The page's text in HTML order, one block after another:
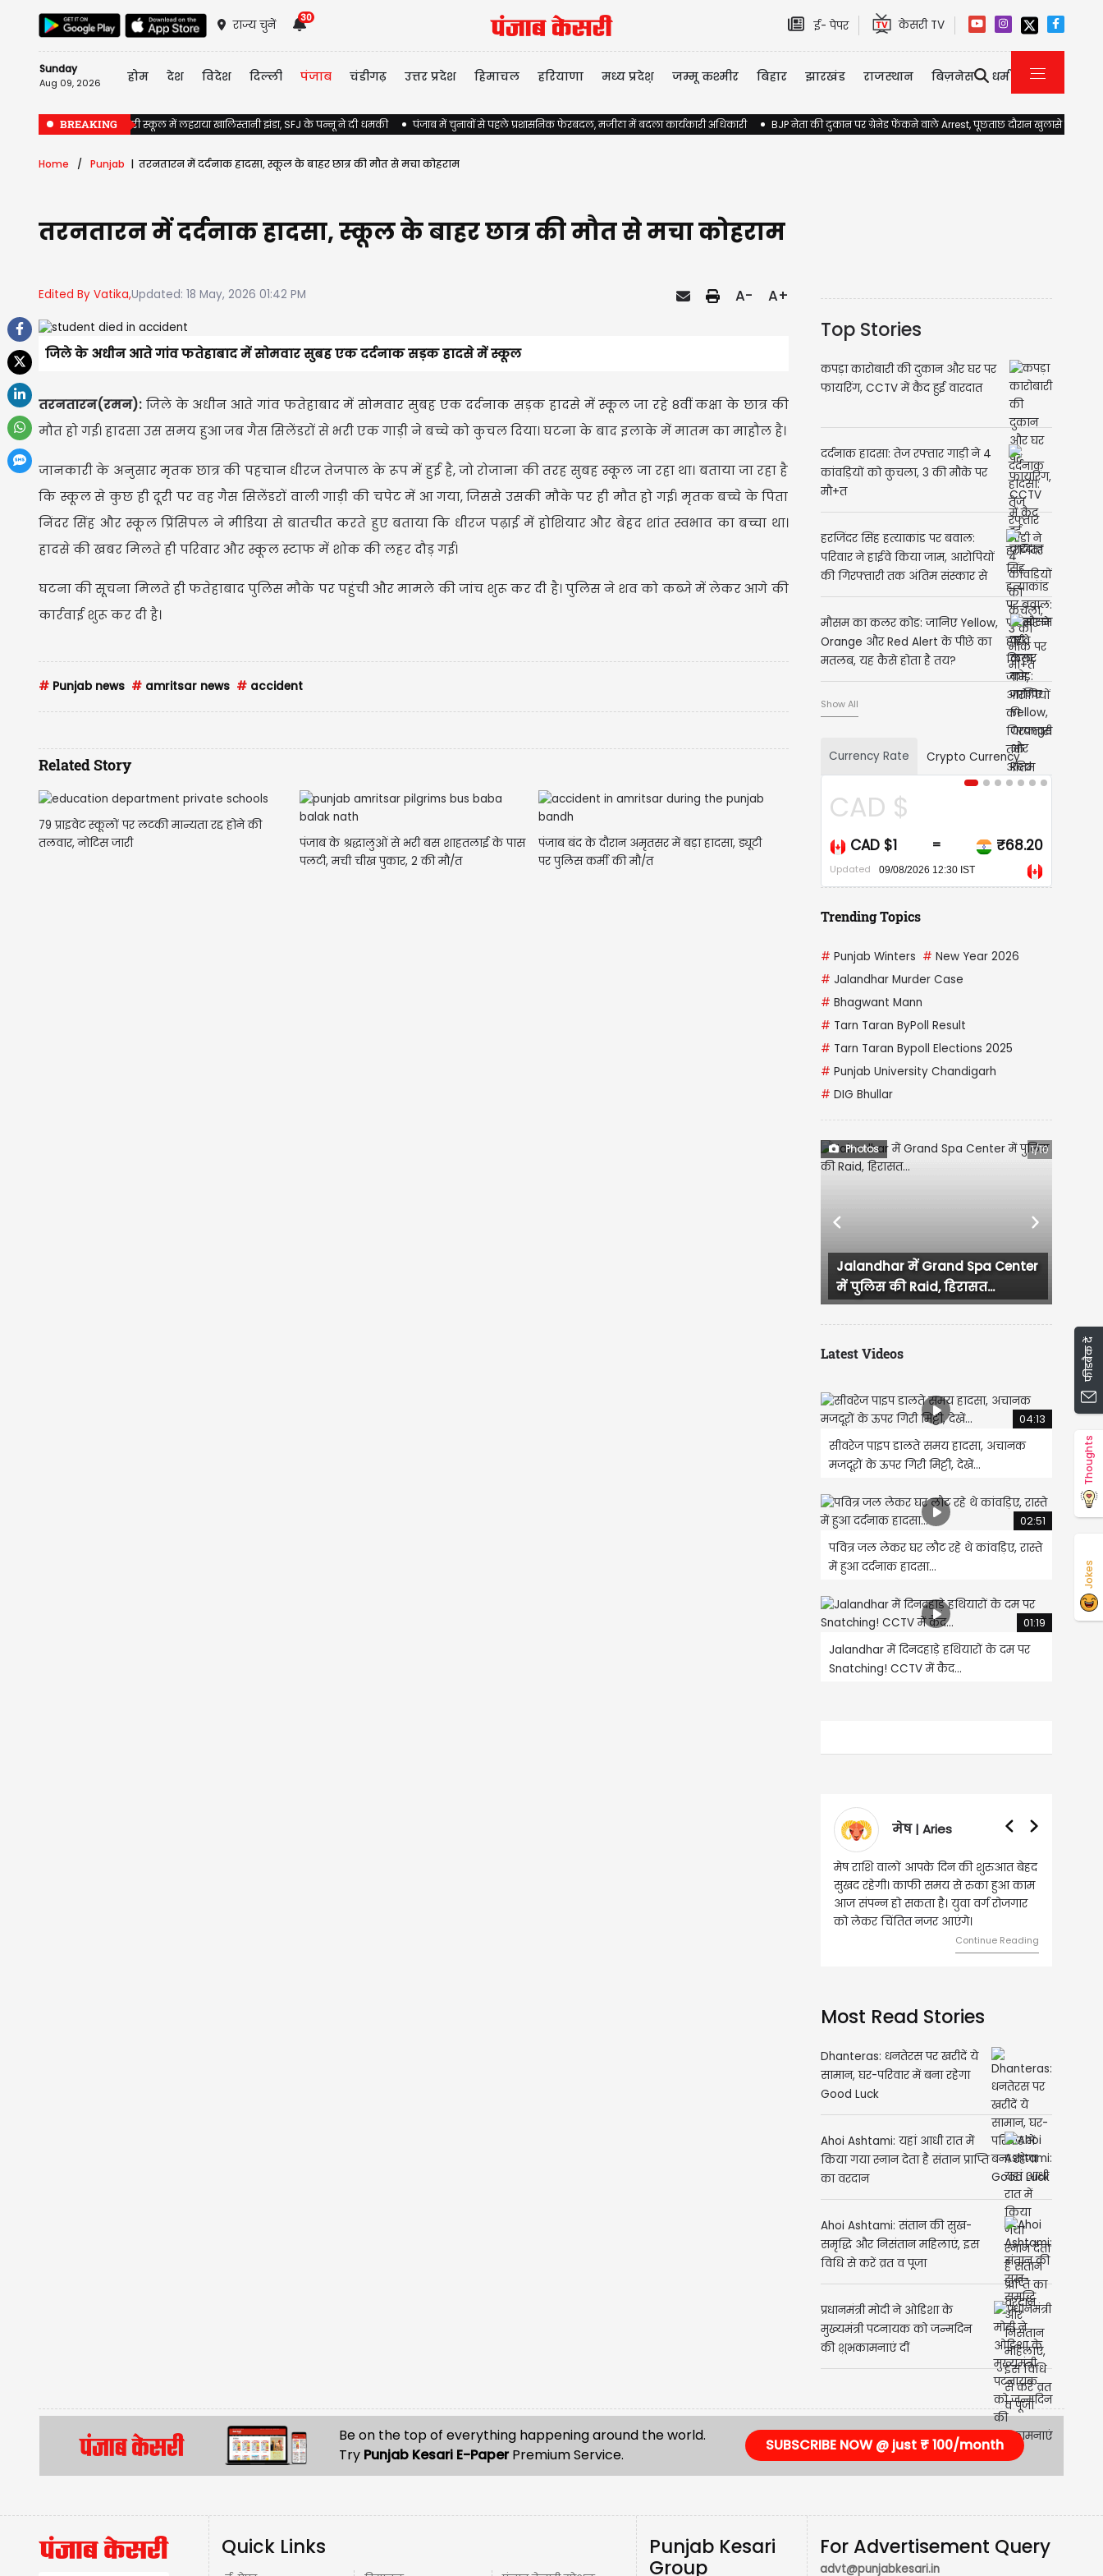
राज्य चुनें
30
ई- पेपर केसरी TV
Sunday
Aug 09, 2026 होम देश विदेश दिल्ली पंजाब चंडीगढ़ उत्तर प्रदेश हिमाचल हरियाणा मध्य प्रदेश़ जम्मू कश्मीर बिहार झारखंड राजस्थान बिज़नेस धर्म
BREAKING
Jalandhar के सरकारी स्कूल में लहराया खालिस्तानी झंडा, SFJ के पन्नू ने दी धमकी पंजाब में चुनावों से पहले प्रशासनिक फेरबदल, मजीठा में बदला कार्यकारी अधिकारी BJP नेता की दुकान पर ग्रेनेड फेंकने वाले Arrest, पूछताछ दौरान खुलासे होने की
Home Punjab तरनतारन में दर्दनाक हादसा, स्कूल के बाहर छात्र की मौत से मचा कोहराम
तरनतारन में दर्दनाक हादसा, स्कूल के बाहर छात्र की मौत से मचा कोहराम
Edited By Vatika,Updated: 18 May, 2026 01:42 PM A- A+
जिले के अधीन आते गांव फतेहाबाद में सोमवार सुबह एक दर्दनाक सड़क हादसे में स्कूल
तरनतारन(रमन): जिले के अधीन आते गांव फतेहाबाद में सोमवार सुबह एक दर्दनाक सड़क हादसे में स्कूल जा रहे 8वीं कक्षा के छात्र की
मौत हो गई। हादसा उस समय हुआ जब गैस सिलेंडरों से भरी एक गाड़ी ने बच्चे को कुचल दिया। घटना के बाद इलाके में मातम का माहौल है।
जानकारी के अनुसार मृतक छात्र की पहचान धीरज तेजपाल के रूप में हुई है, जो रोजाना की तरह सुबह स्कूल जा रहा था। बताया जा रहा है
कि स्कूल से कुछ ही दूरी पर वह गैस सिलेंडरों वाली गाड़ी की चपेट में आ गया, जिससे उसकी मौके पर ही मौत हो गई। मृतक बच्चे के पिता
निंदर सिंह और स्कूल प्रिंसिपल ने मीडिया से बातचीत करते हुए बताया कि धीरज पढ़ाई में होशियार और बेहद शांत स्वभाव का बच्चा था।
हादसे की खबर मिलते ही परिवार और स्कूल स्टाफ में शोक की लहर दौड़ गई।
घटना की सूचना मिलते ही फतेहाबाद पुलिस मौके पर पहुंची और मामले की जांच शुरू कर दी है। पुलिस ने शव को कब्जे में लेकर आगे की
कार्रवाई शुरू कर दी है।
# Punjab news # amritsar news # accident
Related Story
79 प्राइवेट स्कूलों पर लटकी मान्यता रद्द होने की
तलवार, नोटिस जारी
पंजाब के श्रद्धालुओं से भरी बस शाहतलाई के पास
पलटी, मची चीख पुकार, 2 की मौ/त
पंजाब बंद के दौरान अमृतसर में बड़ा हादसा, ड्यूटी
पर पुलिस कर्मी की मौ/त
Top Stories
कपड़ा कारोबारी की दुकान और घर पर
फायरिंग, CCTV में कैद हुई वारदात
दर्दनाक हादसा: तेज रफ्तार गाड़ी ने 4
कांवड़ियों को कुचला, 3 की मौके पर
मौ+त
हरजिंदर सिंह हत्याकांड पर बवाल:
परिवार ने हाईवे किया जाम, आरोपियों
की गिरफ्तारी तक अंतिम संस्कार से
इनकार
मौसम का कलर कोड: जानिए Yellow,
Orange और Red Alert के पीछे का
मतलब, यह कैसे होता है तय?
Show All
Currency Rate Crypto Currency
CAD $
CAD $1 = ₹68.20
09/08/2026 12:30 IST
USD $1
Updated 09/08/2026 12:30 IST
Trending Topics
# Punjab Winters # New Year 2026
# Jalandhar Murder Case
# Bhagwant Mann
# Tarn Taran ByPoll Result
# Tarn Taran Bypoll Elections 2025
# Punjab University Chandigarh
# DIG Bhullar
Photos 1/10
Jalandhar में Grand Spa Center
में पुलिस की Raid, हिरासत...
लुधियाना में कांग्रेस
हंगामा, प्रदेश...
Previous Next
Latest Videos
04:13
सीवरेज पाइप डालते समय हादसा, अचानक
मजदूरों के ऊपर गिरी मिट्टी, देखें...
02:51
पवित्र जल लेकर घर लौट रहे थे कांवड़िए, रास्ते
में हुआ दर्दनाक हादसा...
01:19
Jalandhar में दिनदहाड़े हथियारों के दम पर
Snatching! CCTV में कैद...
मेष | Aries
मेष राशि वालों आपके दिन की शुरुआत बेहद
सुखद रहेगी। काफी समय से रुका हुआ काम
आज संपन्न हो सकता है। युवा वर्ग रोजगार
को लेकर चिंतित नजर आएंगे।
वृषभ | Taurus
वृष राशि वालों आज घर की सुख
संबंधी चीजों पर खर्च हो सकता
स्थिति बिगड़ सकती है। सोच
का निवेश करें।
Most Read Stories
Dhanteras: धनतेरस पर खरीदें ये
सामान, घर-परिवार में बना रहेगा
Good Luck
Ahoi Ashtami: यहां आधी रात में
किया गया स्नान देता है संतान प्राप्ति
का वरदान
Ahoi Ashtami: संतान की सुख-
समृद्धि और निसंतान महिलाएं, इस
विधि से करें व्रत व पूजा
प्रधानमंत्री मोदी ने ओडिशा के
मुख्यमंत्री पटनायक को जन्मदिन
की शुभकामनाएं दीं
Be on the top of everything happening around the world.
Try Punjab Kesari E-PaperPremium Service.
SUBSCRIBE NOW @ just ₹ 100/month
Quick Links
Punjab Kesari
Group
For Advertisement Query
advt@punjabkesari.in
फीडबैक दें
Thoughts
Jokes